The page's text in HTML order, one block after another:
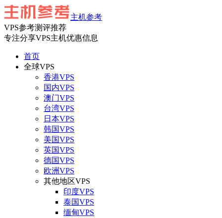
主机参考
VPS参考测评推荐
专注分享VPS主机优惠信息
首页
全球VPS
香港VPS
国内VPS
澳门VPS
台湾VPS
日本VPS
韩国VPS
美国VPS
英国VPS
德国VPS
欧洲VPS
其他地区VPS
印度VPS
泰国VPS
缅甸VPS